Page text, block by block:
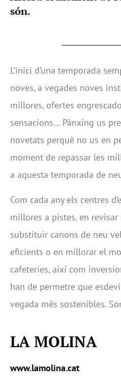
són.
L’inici d’una temporada
noves, a vegades noves
millores, ofertes
sensacions… Pànxing us
novetats perquè no us en
moment de repassar les
a aquesta temporada de
Com cada any els centres
millores a pistes, en revisar
substituir canons de neu
eficients o en millorar el
cafeteries, així com
han de permetre que
vegada més sostenibles.
LA MOLINA
www.lamolina.cat